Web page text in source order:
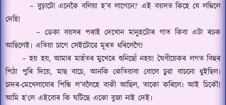
–বুঢ়াটো এনেকৈ বলিয়া হ’ব লাগেনে? এই বয়সত কিহে যে লম্ভিলে
দেহি!
– ডেকা বয়সৰ পৰাই দেখোন মানুহটোৰ গাত কিবা এটা ৰচক
আছিলেই৷ এতিয়া চাগে সেইটোৱে মূৰত ধৰিলেগৈ!
–হয় হয়,আমাৰ মাহঁতৰ মুখেৰে শুনিছোঁ নহয়! ঘৈণীয়েকৰ লগত বিহুৰ
পিঠা পুৰি দিয়ে,মাছ বাচে,আনকি কেতিয়াবা বোলে চুৱা বাচনো ধুইছিল৷
চাদৰ-মেখেলাযোৰ পিন্ধি ল’বলৈহে বাকী আছিল,তাকো কৰিলে৷ আই চিকৌ!
আমি হ’লে এইবোৰ কি ঘটিছে একো বুজা নাই দেই৷